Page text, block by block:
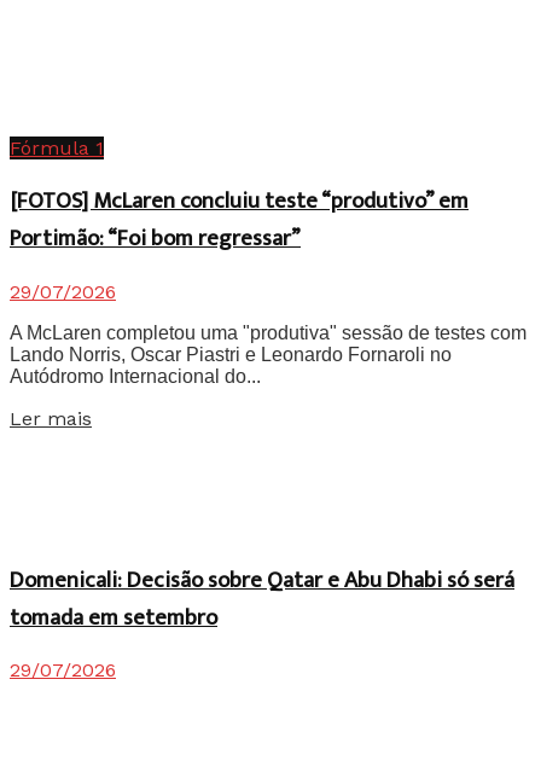
Fórmula 1
[FOTOS] McLaren concluiu teste “produtivo” em
Portimão: “Foi bom regressar”
29/07/2026
A McLaren completou uma "produtiva" sessão de testes com
Lando Norris, Oscar Piastri e Leonardo Fornaroli no
Autódromo Internacional do...
Ler mais
Domenicali: Decisão sobre Qatar e Abu Dhabi só será
tomada em setembro
29/07/2026